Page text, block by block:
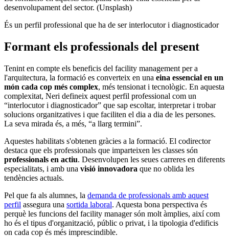
desenvolupament del sector. (Unsplash)
És un perfil professional que ha de ser interlocutor i diagnosticador
Formant els professionals del present
Tenint en compte els beneficis del facility management per a
l'arquitectura, la formació es converteix en una eina essencial en un
món cada cop més complex, més tensionat i tecnològic. En aquesta
complexitat, Neri defineix aquest perfil professional com un
“interlocutor i diagnosticador” que sap escoltar, interpretar i trobar
solucions organitzatives i que faciliten el dia a dia de les persones.
La seva mirada és, a més, “a llarg termini”.
Aquestes habilitats s'obtenen gràcies a la formació. El codirector
destaca que els professionals que imparteixen les classes són
professionals en actiu. Desenvolupen les seues carreres en diferents
especialitats, i amb una visió innovadora que no oblida les
tendències actuals.
Pel que fa als alumnes, la demanda de professionals amb aquest
perfil assegura una sortida laboral. Aquesta bona perspectiva és
perquè les funcions del facility manager són molt àmplies, així com
ho és el tipus d'organització, públic o privat, i la tipologia d'edificis
on cada cop és més imprescindible.